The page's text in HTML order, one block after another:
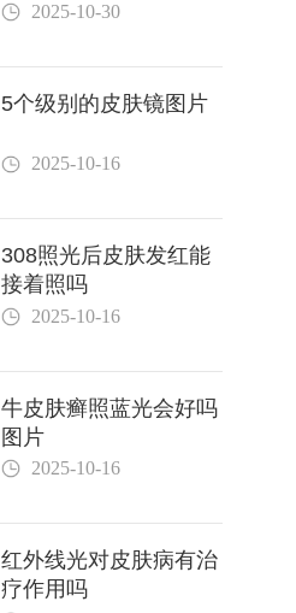
2025-10-30
5个级别的皮肤镜图片
2025-10-16
308照光后皮肤发红能
接着照吗
2025-10-16
牛皮肤癣照蓝光会好吗
图片
2025-10-16
红外线光对皮肤病有治
疗作用吗